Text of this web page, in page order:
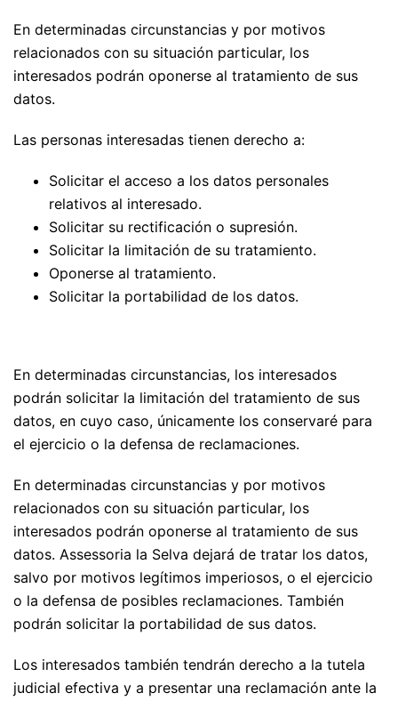
En determinadas circunstancias y por motivos
relacionados con su situación particular, los
interesados podrán oponerse al tratamiento de sus
datos.
Las personas interesadas tienen derecho a:
Solicitar el acceso a los datos personales
relativos al interesado.
Solicitar su rectificación o supresión.
Solicitar la limitación de su tratamiento.
Oponerse al tratamiento.
Solicitar la portabilidad de los datos.
En determinadas circunstancias, los interesados
podrán solicitar la limitación del tratamiento de sus
datos, en cuyo caso, únicamente los conservaré para
el ejercicio o la defensa de reclamaciones.
En determinadas circunstancias y por motivos
relacionados con su situación particular, los
interesados podrán oponerse al tratamiento de sus
datos. Assessoria la Selva dejará de tratar los datos,
salvo por motivos legítimos imperiosos, o el ejercicio
o la defensa de posibles reclamaciones. También
podrán solicitar la portabilidad de sus datos.
Los interesados también tendrán derecho a la tutela
judicial efectiva y a presentar una reclamación ante la